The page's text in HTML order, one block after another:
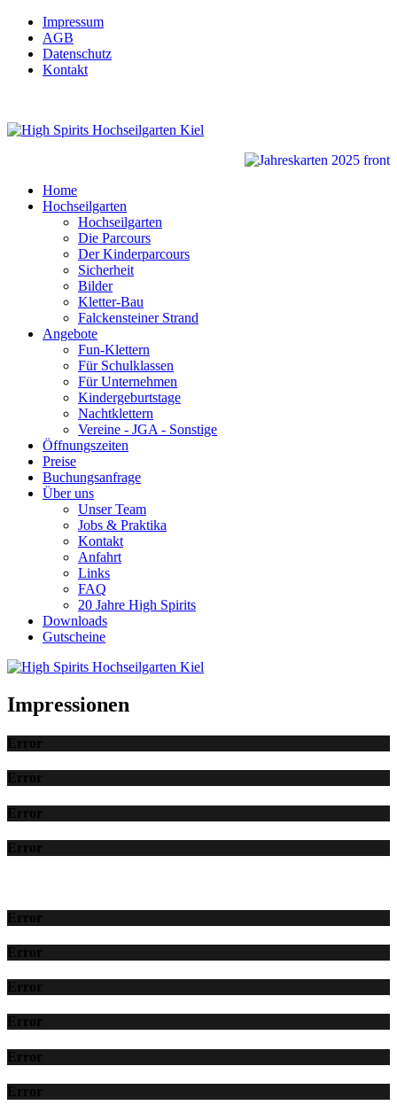
Impressum
AGB
Datenschutz
Kontakt
Home
Hochseilgarten
Hochseilgarten
Die Parcours
Der Kinderparcours
Sicherheit
Bilder
Kletter-Bau
Falckensteiner Strand
Angebote
Fun-Klettern
Für Schulklassen
Für Unternehmen
Kindergeburtstage
Nachtklettern
Vereine - JGA - Sonstige
Öffnungszeiten
Preise
Buchungsanfrage
Über uns
Unser Team
Jobs & Praktika
Kontakt
Anfahrt
Links
FAQ
20 Jahre High Spirits
Downloads
Gutscheine
Impressionen
Error
Error
Error
Error
Error
Error
Error
Error
Error
Error